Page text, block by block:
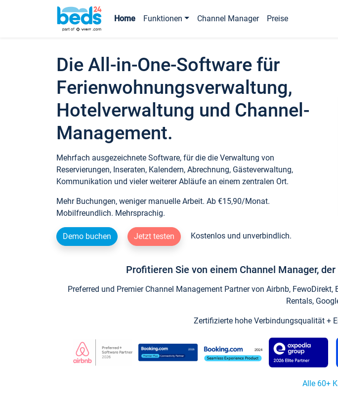
Home Funktionen Channel Manager Preise
Die All-in-One-Software für
Ferienwohnungsverwaltung,
Hotelverwaltung und Channel-
Management.
Mehrfach ausgezeichnete Software, für die die Verwaltung von
Reservierungen, Inseraten, Kalendern, Abrechnung, Gästeverwaltung,
Kommunikation und vieler weiterer Abläufe an einem zentralen Ort.
Mehr Buchungen, weniger manuelle Arbeit. Ab €15,90/Monat.
Mobilfreundlich. Mehrsprachig.
Demo buchen Jetzt testen Kostenlos und unverbindlich.
Profitieren Sie von einem Channel Manager,
Preferred und Premier Channel Management Partner von Airbnb,
Rentals,
Zertifizierte hohe Verbindungsqualität +
Alle 60+